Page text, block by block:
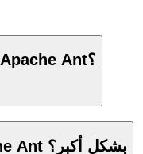
ما هي الشركات التي تستخدم Apache Ant؟
في أي البلدان يُستخدم Apache Ant بشكل أكبر؟